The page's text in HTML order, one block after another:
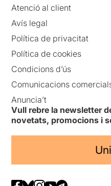
Atenció al client
Avís legal
Política de privacitat
Política de cookies
Condicions d’ús
Comunicacions
Anuncia’t
Vull rebre la newsletter
novetats, promocions i